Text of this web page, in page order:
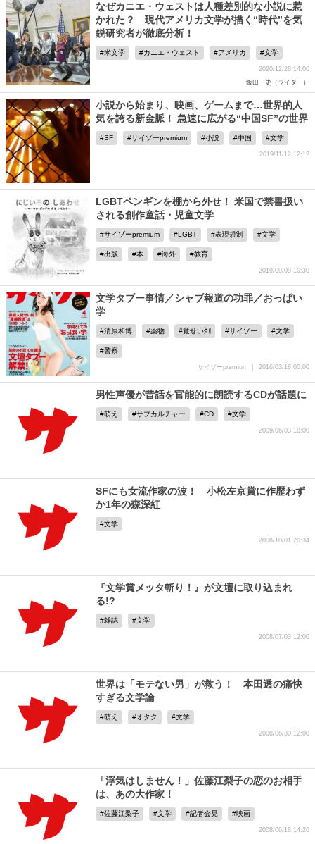
なぜカニエ・ウェストは人種差別的な小説に惹
かれた？ 現代アメリカ文学が描く“時代”を気
鋭研究者が徹底分析！
米文学 カニエ・ウェスト アメリカ 文学
2020/12/28 14:00
飯田一史（ライター）
小説から始まり、映画、ゲームまで…世界的人
気を誇る新金脈！ 急速に広がる“中国SF”の世界
SF サイゾーpremium 小説 中国 文学
2019/11/12 12:12
LGBTペンギンを棚から外せ！ 米国で禁書扱い
される創作童話・児童文学
サイゾーpremium LGBT 表現規制 文学
出版 本 海外 教育
2019/09/09 10:30
文学タブー事情／シャブ報道の功罪／おっぱい
学
清原和博 薬物 覚せい剤 サイゾー 文学
警察
サイゾーpremium 2016/03/18 00:00
男性声優が昔話を官能的に朗読するCDが話題に
萌え サブカルチャー CD 文学
2009/06/03 18:00
SFにも女流作家の波！ 小松左京賞に作歴わず
か1年の森深紅
文学
2008/10/01 20:34
『文学賞メッタ斬り！』が文壇に取り込まれ
る!?
雑誌 文学
2008/07/03 12:00
世界は「モテない男」が救う！ 本田透の痛快
すぎる文学論
萌え オタク 文学
2008/06/30 12:00
「浮気はしません！」佐藤江梨子の恋のお相手
は、あの大作家！
佐藤江梨子 文学 記者会見 映画
2008/06/18 14:26